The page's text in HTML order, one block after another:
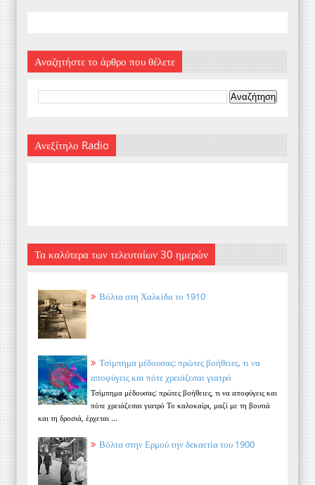
Αναζητήστε το άρθρο που θέλετε
Ανεξίτηλο Radio
Τα καλύτερα των τελευταίων 30 ημερών
Βόλτα στη Χαλκίδα το 1910
Τσίμπημα μέδουσας: πρώτες βοήθειες, τι να
αποφύγεις και πότε χρειάζεσαι γιατρό
Τσίμπημα μέδουσας: πρώτες βοήθειες, τι να αποφύγεις και
πότε χρειάζεσαι γιατρό Το καλοκαίρι, μαζί με τη βουτιά
και τη δροσιά, έρχεται ...
Βόλτα στην Ερμού την δεκαετία του 1900